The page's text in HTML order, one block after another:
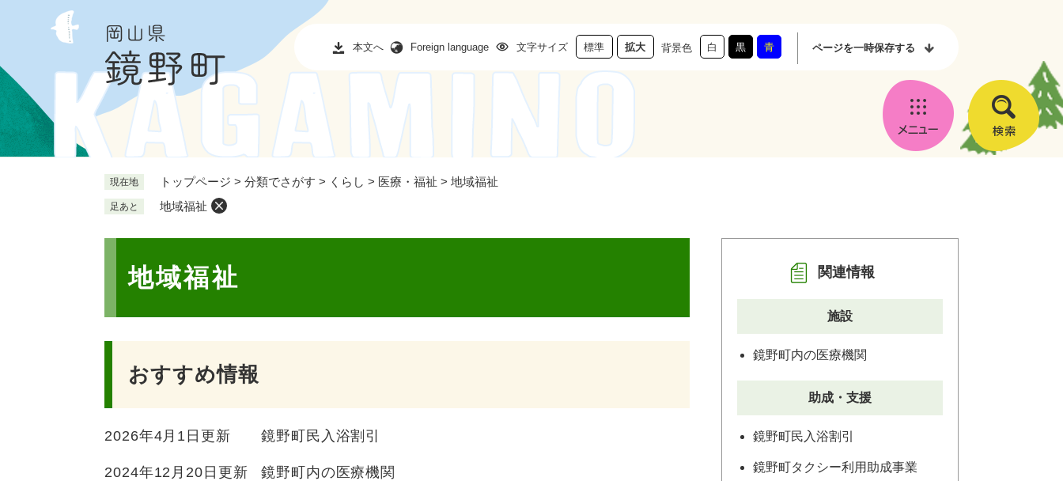
の
で
。
ー
ば
て
本文へ Foreign language 文字サイズ 標準 拡大 背景色 白 黒 青 ページを一時保存する
メ
ニ
検
索
現在地 トップページ > 分類でさがす > くらし > 医療・福祉 > 地域福祉
足あと 地域福祉
地域福祉
おすすめ情報
2026年4月1日更新 鏡野町民入浴割引
2024年12月20日更新 鏡野町内の医療機関
関連情報
施設
鏡野町内の医療機関
助成・支援
鏡野町民入浴割引
鏡野町タクシー利用助成事業